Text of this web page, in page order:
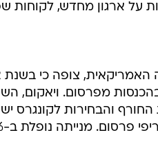
על ארגון מחדש, לקוחות
החורף והבחירות לקונגרס
פרסום. מנייתה נופלת ב-7%.